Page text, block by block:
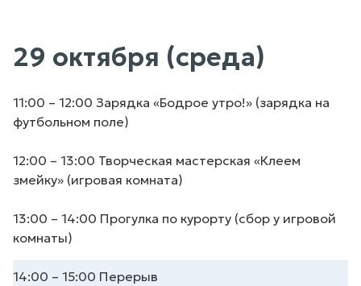
29 октября (среда)
11:00 – 12:00 Зарядка «Бодрое утро!» (зарядка на
футбольном поле)
12:00 – 13:00 Творческая мастерская «Клеем
змейку» (игровая комната)
13:00 – 14:00 Прогулка по курорту (сбор у игровой
комнаты)
14:00 – 15:00 Перерыв